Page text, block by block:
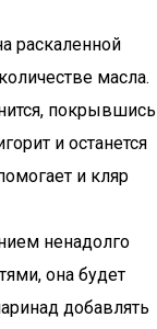
раскаленной
масла.
покрывшись
и останется
и кляр
ненадолго
она будет
добавлять